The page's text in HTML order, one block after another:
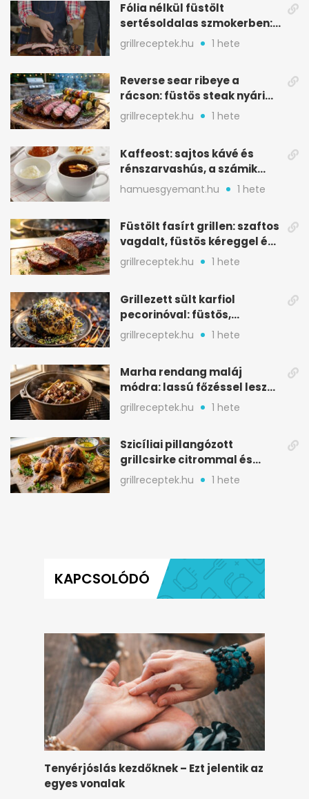
Fólia nélkül füstölt
sertésoldalas szmokerben:
ropogós bark, 6 óra
grillreceptek.hu 1 hete
Reverse sear ribeye a
rácson: füstös steak nyári
tökkebabbal
grillreceptek.hu 1 hete
Kaffeost: sajtos kávé és
rénszarvashús, a számik
melegítő itala
hamuesgyemant.hu 1 hete
Füstölt fasírt grillen: szaftos
vagdalt, füstös kéreggel és
BBQ mázzal
grillreceptek.hu 1 hete
Grillezett sült karfiol
pecorinóval: füstös,
karamellizált nyári kedvenc
grillreceptek.hu 1 hete
Marha rendang maláj
módra: lassú főzéssel lesz
igazán szaftos
grillreceptek.hu 1 hete
Szicíliai pillangózott
grillcsirke citrommal és
oregánóval
grillreceptek.hu 1 hete
KAPCSOLÓDÓ
Tenyérjóslás kezdőknek – Ezt jelentik az
egyes vonalak